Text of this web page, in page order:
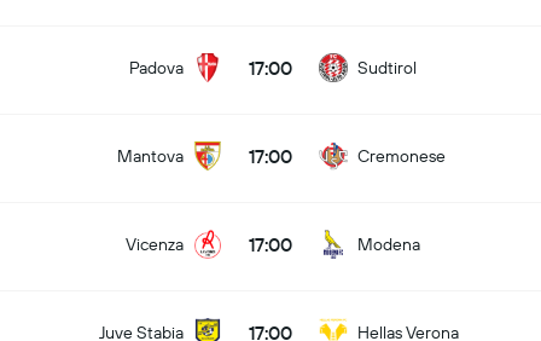
Padova 17:00 Sudtirol
Mantova 17:00 Cremonese
Vicenza 17:00 Modena
Juve Stabia 17:00 Hellas Verona